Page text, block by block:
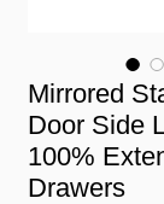
Mirrored
Door Side
100%
Drawers